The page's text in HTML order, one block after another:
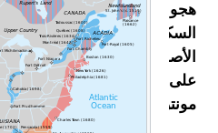
هجوم
السكان
الأصليين
على
مونتريال